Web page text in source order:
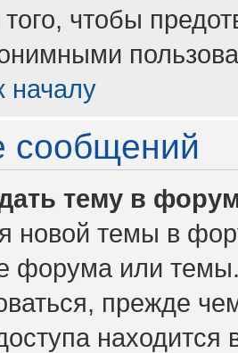
чтобы
началу
сообщений
тему в
новой темы в
форума или
прежде